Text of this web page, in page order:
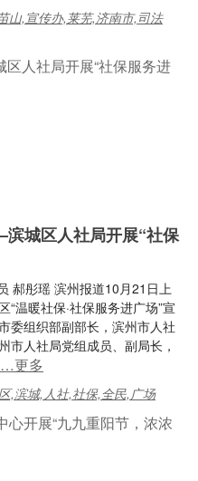
山,宣传办,莱芜,济南市,司法
城区人社局开展“社保
郝彤瑶 滨州报道10月21日上
“温暖社保·社保服务进广场”宣
委组织部副部长，滨州市人社
市人社局党组成员、副局长，
更多
,滨城,人社,社保,全民,广场